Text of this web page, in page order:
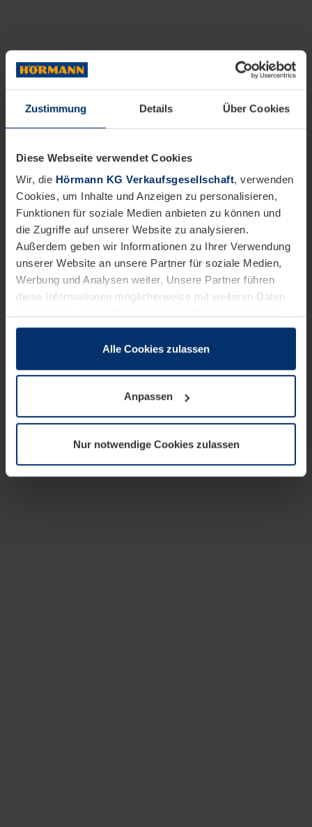
Zustimmung Details Über Cookies
Diese Webseite verwendet Cookies
Wir, die Hörmann KG Verkaufsgesellschaft, verwenden
Cookies, um Inhalte und Anzeigen zu personalisieren,
Funktionen für soziale Medien anbieten zu können und
die Zugriffe auf unserer Website zu analysieren.
Außerdem geben wir Informationen zu Ihrer Verwendung
unserer Website an unsere Partner für soziale Medien,
Werbung und Analysen weiter. Unsere Partner führen
diese Informationen möglicherweise mit weiteren Daten
sie im Rahmen Ihrer Nutzung der Dienste gesammelt
wenn diese für den Betrieb dieser Seite unbedingt
notwendig sind. Für alle anderen Cookie-Typen benötigen
wir Ihre Erlaubnis. Ihre Einwilligung können Sie jederzeit
Datenschutzerklärungunserer Website ändern oder
widerrufen.
Alle Cookies zulassen
Anpassen
Nur notwendige Cookies zulassen